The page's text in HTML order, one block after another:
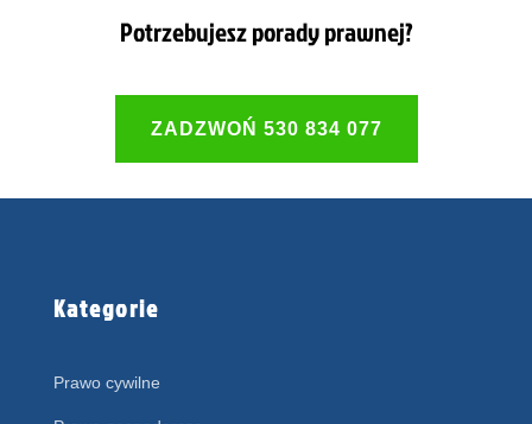
Potrzebujesz porady prawnej?
ZADZWOŃ 530 834 077
Kategorie
Prawo cywilne